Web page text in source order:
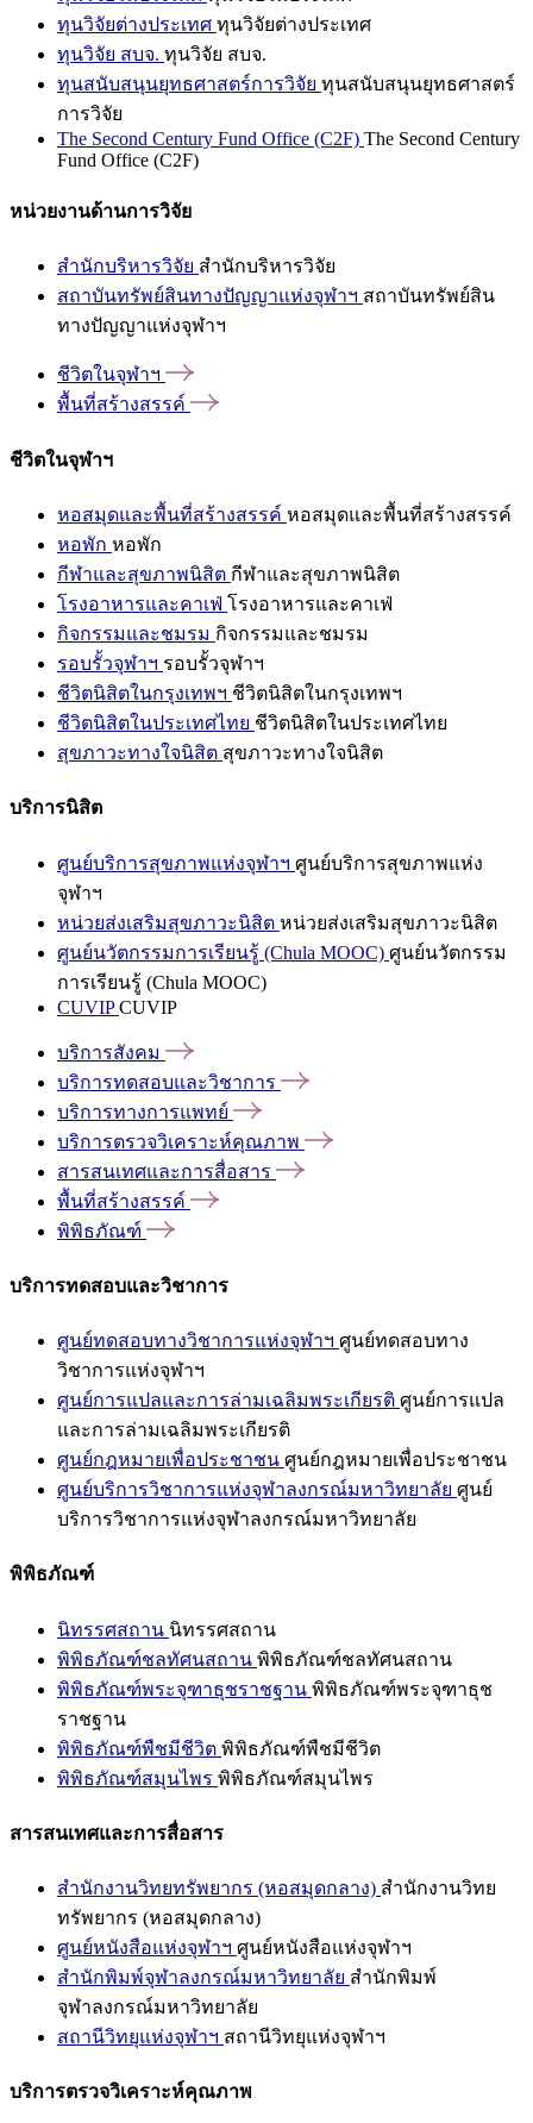
ทุนวิจัยต่างประเทศ ทุนวิจัยต่างประเทศ
ทุนวิจัย สบจ. ทุนวิจัย สบจ.
ทุนสนับสนุนยุทธศาสตร์การวิจัย ทุนสนับสนุนยุทธศาสตร์
การวิจัย
The Second Century Fund Office (C2F) The Second Century
Fund Office (C2F)
หน่วยงานด้านการวิจัย
สำนักบริหารวิจัย สำนักบริหารวิจัย
สถาบันทรัพย์สินทางปัญญาแห่งจุฬาฯ สถาบันทรัพย์สิน
ทางปัญญาแห่งจุฬาฯ
ชีวิตในจุฬาฯ
พื้นที่สร้างสรรค์
ชีวิตในจุฬาฯ
หอสมุดและพื้นที่สร้างสรรค์ หอสมุดและพื้นที่สร้างสรรค์
หอพัก หอพัก
กีฬาและสุขภาพนิสิต กีฬาและสุขภาพนิสิต
โรงอาหารและคาเฟ่ โรงอาหารและคาเฟ่
กิจกรรมและชมรม กิจกรรมและชมรม
รอบรั้วจุฬาฯ รอบรั้วจุฬาฯ
ชีวิตนิสิตในกรุงเทพฯ ชีวิตนิสิตในกรุงเทพฯ
ชีวิตนิสิตในประเทศไทย ชีวิตนิสิตในประเทศไทย
สุขภาวะทางใจนิสิต สุขภาวะทางใจนิสิต
บริการนิสิต
ศูนย์บริการสุขภาพแห่งจุฬาฯ ศูนย์บริการสุขภาพแห่ง
จุฬาฯ
หน่วยส่งเสริมสุขภาวะนิสิต หน่วยส่งเสริมสุขภาวะนิสิต
ศูนย์นวัตกรรมการเรียนรู้ (Chula MOOC) ศูนย์นวัตกรรม
การเรียนรู้ (Chula MOOC)
CUVIPCUVIP
บริการสังคม
บริการทดสอบและวิชาการ
บริการทางการแพทย์
บริการตรวจวิเคราะห์คุณภาพ
สารสนเทศและการสื่อสาร
พื้นที่สร้างสรรค์
พิพิธภัณฑ์
บริการทดสอบและวิชาการ
ศูนย์ทดสอบทางวิชาการแห่งจุฬาฯ ศูนย์ทดสอบทาง
วิชาการแห่งจุฬาฯ
ศูนย์การแปลและการล่ามเฉลิมพระเกียรติ ศูนย์การแปล
และการล่ามเฉลิมพระเกียรติ
ศูนย์กฎหมายเพื่อประชาชน ศูนย์กฎหมายเพื่อประชาชน
ศูนย์บริการวิชาการแห่งจุฬาลงกรณ์มหาวิทยาลัย ศูนย์
บริการวิชาการแห่งจุฬาลงกรณ์มหาวิทยาลัย
พิพิธภัณฑ์
นิทรรศสถาน นิทรรศสถาน
พิพิธภัณฑ์ชลทัศนสถาน พิพิธภัณฑ์ชลทัศนสถาน
พิพิธภัณฑ์พระจุฑาธุชราชฐาน พิพิธภัณฑ์พระจุฑาธุช
ราชฐาน
พิพิธภัณฑ์พืชมีชีวิต พิพิธภัณฑ์พืชมีชีวิต
พิพิธภัณฑ์สมุนไพร พิพิธภัณฑ์สมุนไพร
สารสนเทศและการสื่อสาร
สำนักงานวิทยทรัพยากร (หอสมุดกลาง) สำนักงานวิทย
ทรัพยากร (หอสมุดกลาง)
ศูนย์หนังสือแห่งจุฬาฯ ศูนย์หนังสือแห่งจุฬาฯ
สำนักพิมพ์จุฬาลงกรณ์มหาวิทยาลัย สำนักพิมพ์
จุฬาลงกรณ์มหาวิทยาลัย
สถานีวิทยุแห่งจุฬาฯ สถานีวิทยุแห่งจุฬาฯ
บริการตรวจวิเคราะห์คุณภาพ